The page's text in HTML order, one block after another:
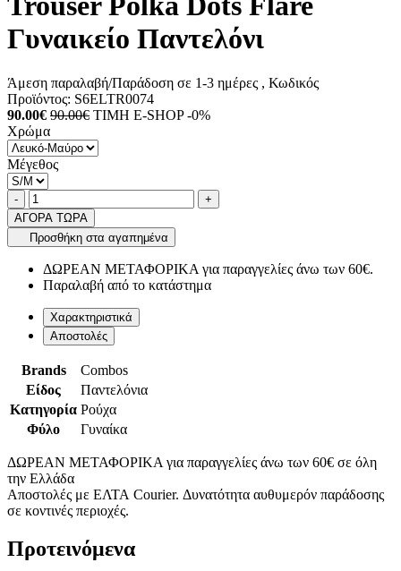
Γυναικείο Παντελόνι
Άμεση παραλαβή/Παράδοση σε 1-3 ημέρες , Κωδικός
Προϊόντος: S6ELTR0074
90.00€ 90.00€ ΤΙΜΗ E-SHOP -0%
Χρώμα
Μέγεθος
Ποσότητα
-product.increase.quantity +
ΑΓΟΡΑ ΤΩΡΑ
Προσθήκη στα αγαπημένα
ΔΩΡΕΑΝ ΜΕΤΑΦΟΡΙΚΑ για παραγγελίες άνω των 60€.
Παραλαβή από το κατάστημα
Χαρακτηριστικά
Αποστολές
Brands
Combos
Είδος
Παντελόνια
Κατηγορία Ρούχα
Φύλο
Γυναίκα
ΔΩΡΕΑΝ ΜΕΤΑΦΟΡΙΚΑ για παραγγελίες άνω των 60€ σε όλη
την Ελλάδα
Αποστολές με ΕΛΤΑ Courier. Δυνατότητα αυθυμερόν παράδοσης
σε κοντινές περιοχές.
Προτεινόμενα